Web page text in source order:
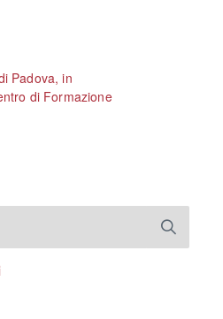
Padova, in
di Formazione